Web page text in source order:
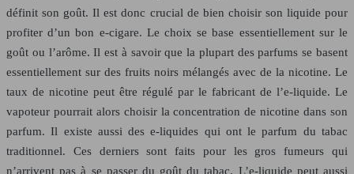
définit son goût. Il est donc crucial de bien choisir son liquide pour
profiter d’un bon e-cigare. Le choix se base essentiellement sur le
goût ou l’arôme. Il est à savoir que la plupart des parfums se basent
essentiellement sur des fruits noirs mélangés avec de la nicotine. Le
taux de nicotine peut être régulé par le fabricant de l’e-liquide. Le
vapoteur pourrait alors choisir la concentration de nicotine dans son
parfum. Il existe aussi des e-liquides qui ont le parfum du tabac
traditionnel. Ces derniers sont faits pour les gros fumeurs qui
n’arrivent pas à se passer du goût du tabac. L’e-liquide peut aussi